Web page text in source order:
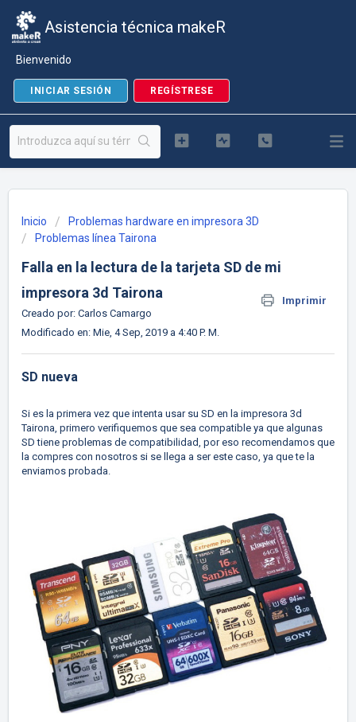
Asistencia técnica makeR
Bienvenido
INICIAR SESIÓN REGÍSTRESE
Inicio
Problemas hardware en impresora 3D
Problemas línea Tairona
Falla en la lectura de la tarjeta SD de mi
impresora 3d Tairona
Imprimir
Creado por: Carlos Camargo
Modificado en: Mie, 4 Sep, 2019 a 4:40 P. M.
SD nueva
Si es la primera vez que intenta usar su SD en la impresora 3d
Tairona, primero verifiquemos que sea compatible ya que algunas
SD tiene problemas de compatibilidad, por eso recomendamos que
la compres con nosotros si se llega a ser este caso, ya que te la
enviamos probada.